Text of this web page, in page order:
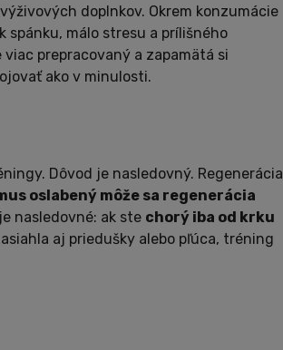
doplnkov. Okrem konzumácie
málo stresu a prílišného
viac prepracovaný a zapamätá si
ako v minulosti.
Dôvod je nasledovný. Regenerácia
oslabený môže sa regenerácia
nasledovné: ak ste chorý iba od krku
aj priedušky alebo pľúca, tréning